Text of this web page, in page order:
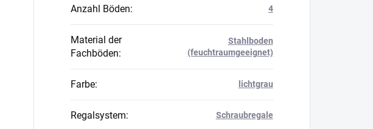
Anzahl Böden: 4
Material der
Fachböden:
Stahlboden
(feuchtraumgeeignet)
Farbe: lichtgrau
Regalsystem: Schraubregale